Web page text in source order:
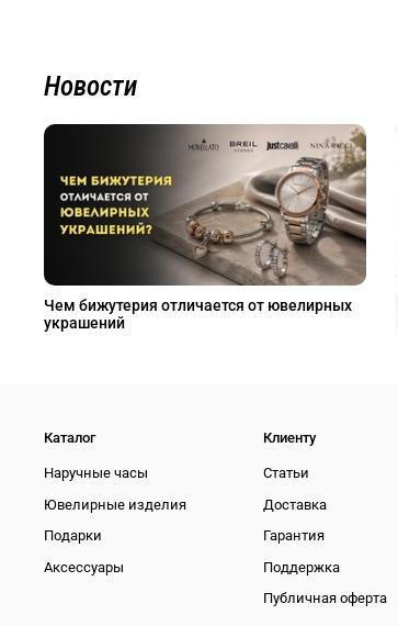
Новости
Чем бижутерия отличается от ювелирных
украшений
Каталог
Наручные часы
Ювелирные изделия
Подарки
Аксессуары
Клиенту
Статьи
Доставка
Гарантия
Поддержка
Публичная оферта